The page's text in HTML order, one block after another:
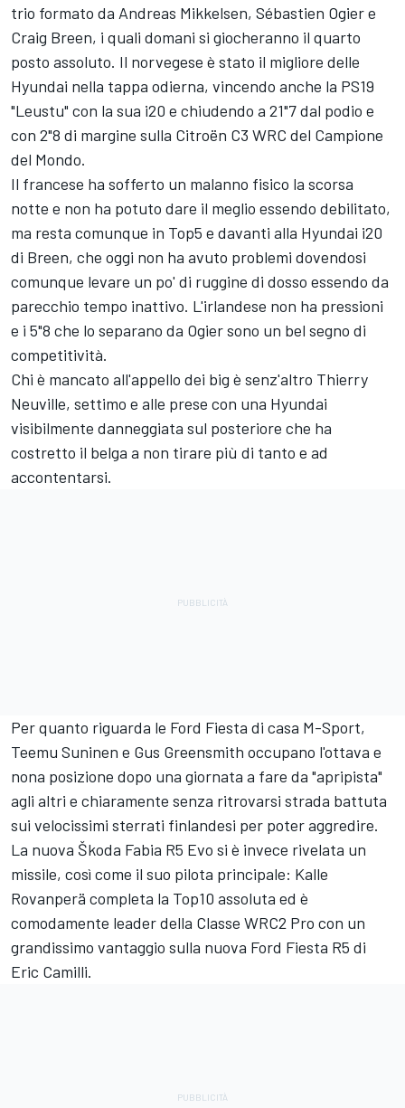
trio formato da Andreas Mikkelsen, Sébastien Ogier e
Craig Breen, i quali domani si giocheranno il quarto
posto assoluto. Il norvegese è stato il migliore delle
Hyundai nella tappa odierna, vincendo anche la PS19
"Leustu" con la sua i20 e chiudendo a 21"7 dal podio e
con 2"8 di margine sulla Citroën C3 WRC del Campione
del Mondo.
Il francese ha sofferto un malanno fisico la scorsa
notte e non ha potuto dare il meglio essendo debilitato,
ma resta comunque in Top5 e davanti alla Hyundai i20
di Breen, che oggi non ha avuto problemi dovendosi
comunque levare un po' di ruggine di dosso essendo da
parecchio tempo inattivo. L'irlandese non ha pressioni
e i 5"8 che lo separano da Ogier sono un bel segno di
competitività.
Chi è mancato all'appello dei big è senz'altro Thierry
Neuville, settimo e alle prese con una Hyundai
visibilmente danneggiata sul posteriore che ha
costretto il belga a non tirare più di tanto e ad
accontentarsi.
Per quanto riguarda le Ford Fiesta di casa M-Sport,
Teemu Suninen e Gus Greensmith occupano l'ottava e
nona posizione dopo una giornata a fare da "apripista"
agli altri e chiaramente senza ritrovarsi strada battuta
sui velocissimi sterrati finlandesi per poter aggredire.
La nuova Škoda Fabia R5 Evo si è invece rivelata un
missile, così come il suo pilota principale: Kalle
Rovanperä completa la Top10 assoluta ed è
comodamente leader della Classe WRC2 Pro con un
grandissimo vantaggio sulla nuova Ford Fiesta R5 di
Eric Camilli.